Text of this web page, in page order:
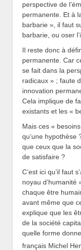
perspective de
permanente. Et à
barbarie », il faut
barbarie, ou oser
Il reste donc à
permanente. Car
se fait dans la
radicaux » ; faute
innovation
Cela implique de
existants et les «
Mais ces «
qu’une hypothèse
que ceux que la
de satisfaire ?
C’est ici qu’il faut
noyau d’humanité
chaque être
avant même que
explique que les
de la société
quelle forme
français Michel